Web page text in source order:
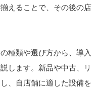
えることで、その後の店
種類や選び方から、導入
します。新品や中古、リ
、自店舗に適した設備を